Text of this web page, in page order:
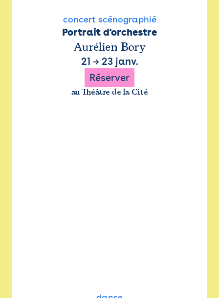
concert scénographié
Portrait d'orchestre
Aurélien Bory
21 → 23 janv.
Réserver
au Théâtre de la Cité